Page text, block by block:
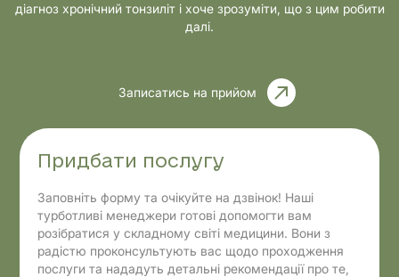
діагноз хронічний тонзиліт і хоче зрозуміти, що з цим робити
далі.
Записатись на прийом
Придбати послугу
Заповніть форму та очікуйте на дзвінок! Наші
турботливі менеджери готові допомогти вам
розібратися у складному світі медицини. Вони з
радістю проконсультують вас щодо проходження
послуги та нададуть детальні рекомендації про те,